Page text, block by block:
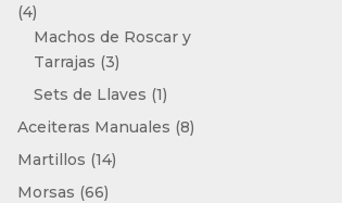
44
productos
Machos de Roscar y
Tarrajas 33
productos
Sets de Llaves 11
producto
Aceiteras Manuales 88
Martillos 1414
Morsas 6666